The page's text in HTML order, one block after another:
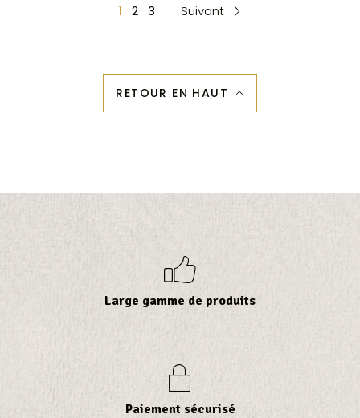
1 2 3 Suivant c
RETOUR EN HAUT b
Large gamme de produits
Paiement sécurisé